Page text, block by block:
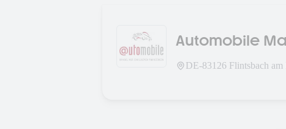
Automobile
DE-83126 Flintsbach am